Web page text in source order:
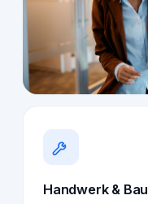
Handwerk & Bau